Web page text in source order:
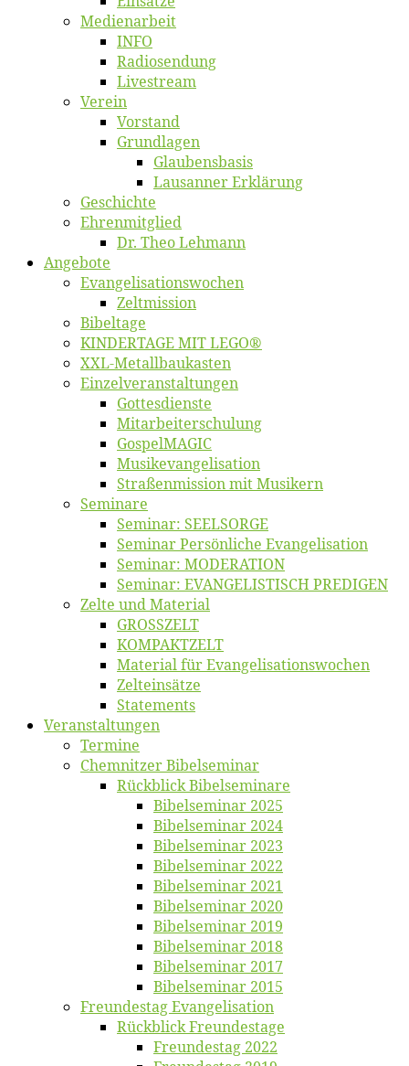
Me­di­en­ar­beit
INFO
Ra­dio­sen­dung
Live­stream
Ver­ein
Vor­stand
Grund­la­gen
Glaubens­ba­sis
Lausan­ner Erklärung
Ge­schich­te
Eh­ren­mit­glied
Dr. Theo Lehmann
An­ge­bo­te
Evangelisa­tions­wo­chen
Zelt­mis­si­on
Bi­bel­ta­ge
KINDERTAGE MIT LEGO®
XXL-Me­­tal­l­­bau­­kas­­ten
Einzelver­an­stal­tungen
Got­tes­diens­te
Mitarbeiter­schulung
Gos­pel­MA­GIC
Musikevan­ge­li­sa­tion
Straßenmis­sion mit Musikern
Se­mi­na­re
Se­mi­nar: SEELSORGE
Se­mi­nar Per­sön­li­che Evangelisation
Se­mi­nar: MODERATION
Se­mi­nar: EVANGELISTISCH PREDIGEN
Zel­te und Material
GROSSZELT
KOMPAKTZELT
Ma­te­ri­al für Evangelisationswochen
Zelt­ein­sät­ze
State­ments
Ver­an­stal­tun­gen
Ter­mi­ne
Chemnit­zer Bibelseminar
Rück­blick Bibelseminare
Bi­bel­se­mi­nar 2025
Bi­bel­se­mi­nar 2024
Bi­bel­se­mi­nar 2023
Bi­bel­se­mi­nar 2022
Bi­bel­se­mi­nar 2021
Bi­bel­se­mi­nar 2020
Bi­bel­se­mi­nar 2019
Bi­bel­se­mi­nar 2018
Bibelsemi­nar 2017
Bibelsemi­nar 2015
Freun­des­tag Evangelisation
Rück­blick Freundestage
Freun­des­tag 2022